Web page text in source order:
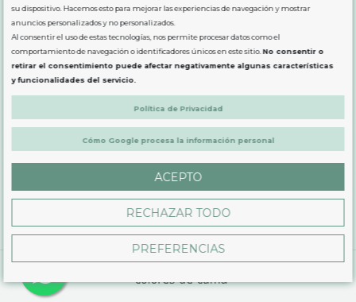
SOBRE NOSOTROS
LEGAL
PRODUCTOS
su dispositivo. Hacemos esto para mejorar las experiencias de navegación y mostrar
anuncios personalizados y no personalizados.
Al consentir el uso de estas tecnologías, nos permite procesar datos como el
comportamiento de navegación o identificadores únicos en este sitio.No consentir o
retirar el consentimiento puede afectar negativamente algunas características
y funcionalidades del servicio.
Política de Privacidad
Cómo Google procesa la información personal
ACEPTO
RECHAZAR TODO
PREFERENCIAS